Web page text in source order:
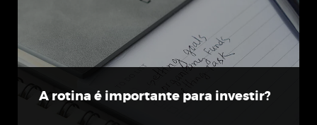
A rotina é importante para investir?